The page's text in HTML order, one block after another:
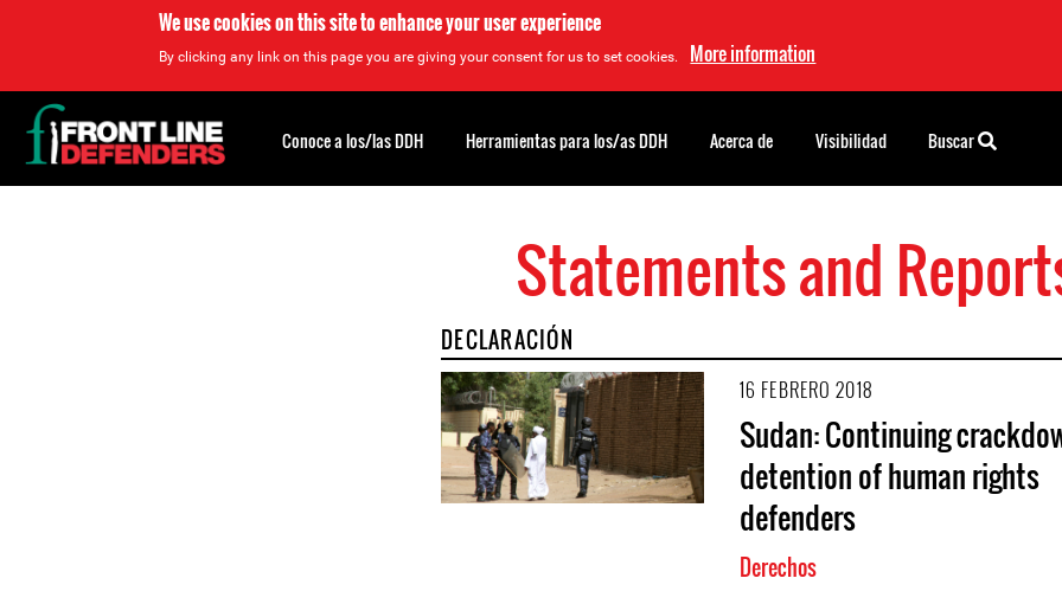
We use cookies on this site to enhance your user experience
By clicking any link on this page you are giving your consent for us to set cookies. More information
Statements and
DECLARACIÓN
16 FEBRERO 2018
Sudan: Continuing
detention of human rights
defenders
Derechos
Back
to
top
Conoce a los/las DDH Herramientas para los/as DDH Acerca de Visibilidad Buscar